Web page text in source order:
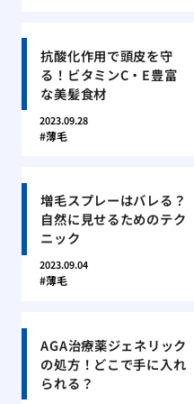
抗酸化作用で頭皮を守
る！ビタミンC・E豊富
な美髪食材
2023.09.28
薄毛
増毛スプレーはバレる？
自然に見せるためのテク
ニック
2023.09.04
薄毛
AGA治療薬ジェネリック
の処方！どこで手に入れ
られる？